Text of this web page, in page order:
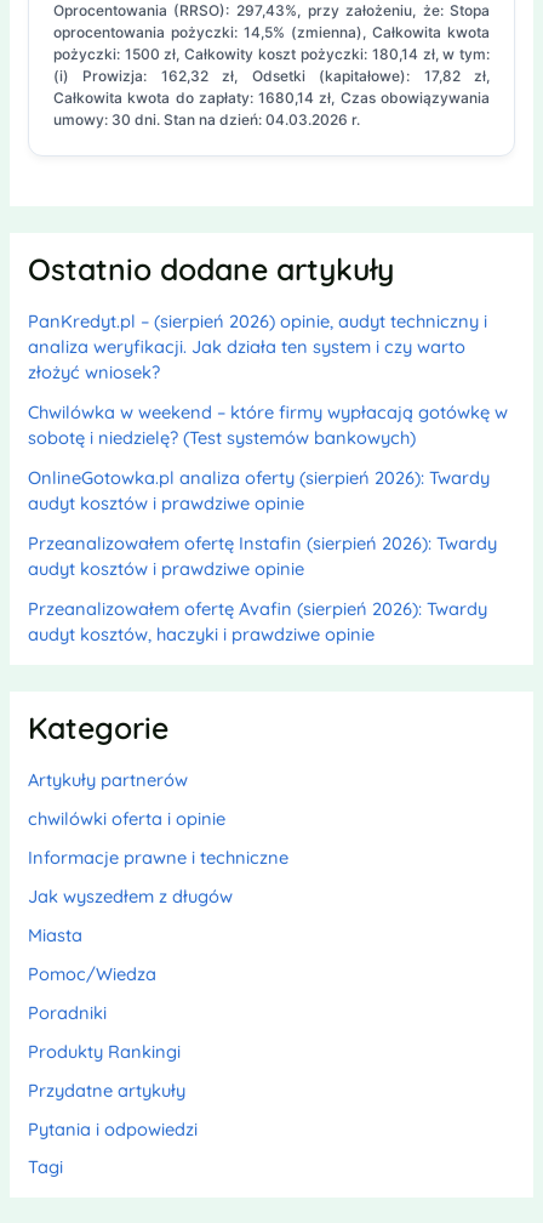
Oprocentowania (RRSO): 297,43%, przy założeniu, że: Stopa
oprocentowania pożyczki: 14,5% (zmienna), Całkowita kwota
pożyczki: 1500 zł, Całkowity koszt pożyczki: 180,14 zł, w tym:
(i) Prowizja: 162,32 zł, Odsetki (kapitałowe): 17,82 zł,
Całkowita kwota do zapłaty: 1680,14 zł, Czas obowiązywania
umowy: 30 dni. Stan na dzień: 04.03.2026 r.
Ostatnio dodane artykuły
PanKredyt.pl – (sierpień 2026) opinie, audyt techniczny i
analiza weryfikacji. Jak działa ten system i czy warto
złożyć wniosek?
Chwilówka w weekend – które firmy wypłacają gotówkę w
sobotę i niedzielę? (Test systemów bankowych)
OnlineGotowka.pl analiza oferty (sierpień 2026): Twardy
audyt kosztów i prawdziwe opinie
Przeanalizowałem ofertę Instafin (sierpień 2026): Twardy
audyt kosztów i prawdziwe opinie
Przeanalizowałem ofertę Avafin (sierpień 2026): Twardy
audyt kosztów, haczyki i prawdziwe opinie
Kategorie
Artykuły partnerów
chwilówki oferta i opinie
Informacje prawne i techniczne
Jak wyszedłem z długów
Miasta
Pomoc/Wiedza
Poradniki
Produkty Rankingi
Przydatne artykuły
Pytania i odpowiedzi
Tagi